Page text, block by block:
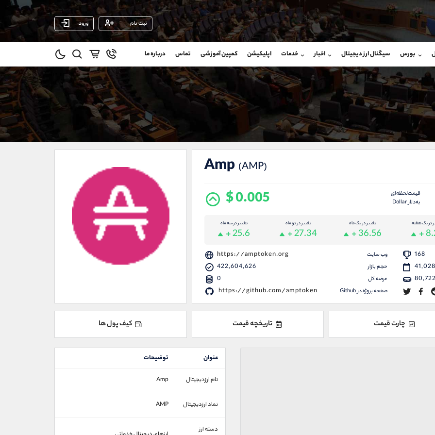
ثبت نام ورود
بورس سیگنال ارز دیجیتال اخبار خدمات اپلیکیشن کمپین آموزشی تماس درباره ما
Amp (AMP)
قیمت‌لحظه‌ای
به‌دلار Dollar
$ 0.005
در یک هفته
+
تغییر در یک ماه
+ 36.56
تغییر در دو ماه
+ 27.34
تغییر در سه ماه
+ 25.6
168 وب سایت https://amptoken.org
حجم بازار 422,604,626
عرضه کل 0
صفحه پروژه در Github https://github.com/amptoken
چارت قیمت تاریخچه قیمت کیف پول ها
عنوان توضیحات
نام ارزدیجیتال Amp
نماد ارزدیجیتال AMP
دسته ارز
شروع گفتگو
@Armteam_admin_por
107
شروع گفتگو
@Armteam_admin_33
داخلی 118
(محسن یزدی)
09304891085
واتساپ شروع گفتگو
تلگرام @Armteam_admin_103
021-22021030
021-22021040
@alireza.mehrabii
@alirezamehrabi_com
@alirezamehrabi_official